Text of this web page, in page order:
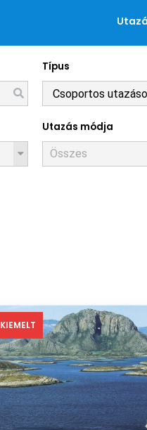
Típus
Utazás módja
KIEMELT